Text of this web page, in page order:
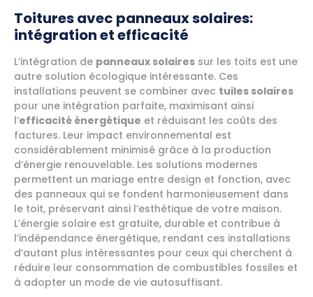
Toitures avec panneaux solaires:
intégration et efficacité
L’intégration de panneaux solaires sur les toits est une
autre solution écologique intéressante. Ces
installations peuvent se combiner avec tuiles solaires
pour une intégration parfaite, maximisant ainsi
l’efficacité énergétique et réduisant les coûts des
factures. Leur impact environnemental est
considérablement minimisé grâce à la production
d’énergie renouvelable. Les solutions modernes
permettent un mariage entre design et fonction, avec
des panneaux qui se fondent harmonieusement dans
le toit, préservant ainsi l’esthétique de votre maison.
L’énergie solaire est gratuite, durable et contribue à
l’indépendance énergétique, rendant ces installations
d’autant plus intéressantes pour ceux qui cherchent à
réduire leur consommation de combustibles fossiles et
à adopter un mode de vie autosuffisant.